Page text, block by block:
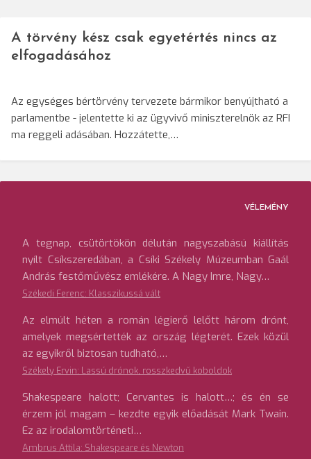
A törvény kész csak egyetértés nincs az
elfogadásához
Az egységes bértörvény tervezete bármikor benyújtható a
parlamentbe - jelentette ki az ügyvivő miniszterelnök az RFI
ma reggeli adásában. Hozzátette,…
VÉLEMÉNY
A tegnap, csütörtökön délután nagyszabású kiállítás
nyílt Csíkszeredában, a Csíki Székely Múzeumban Gaál
András festőművész emlékére. A Nagy Imre, Nagy…
Székedi Ferenc: Klasszikussá vált
Az elmúlt héten a román légierő lelőtt három drónt,
amelyek megsértették az ország légterét. Ezek közül
az egyikről biztosan tudható,…
Székely Ervin: Lassú drónok, rosszkedvű koboldok
Shakespeare halott; Cervantes is halott…; és én se
érzem jól magam – kezdte egyik előadását Mark Twain.
Ez az irodalomtörténeti…
Ambrus Attila: Shakespeare és Newton